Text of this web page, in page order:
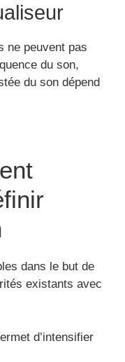
ne peuvent pas
du son,
du son dépend
dans le but de
existants avec
d’intensifier